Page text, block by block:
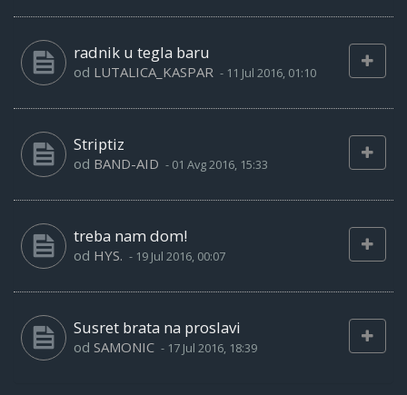
radnik u tegla baru
od LUTALICA_KASPAR - 11 Jul 2016, 01:10
Striptiz
od BAND-AID - 01 Avg 2016, 15:33
treba nam dom!
od HYS. - 19 Jul 2016, 00:07
Susret brata na proslavi
od SAMONIC - 17 Jul 2016, 18:39